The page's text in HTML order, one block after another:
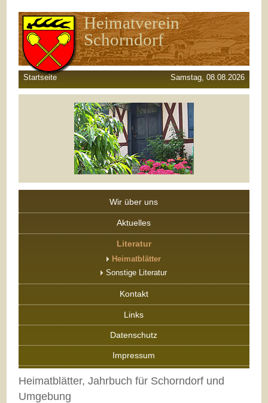
Heimatverein
Schorndorf
Startseite Samstag, 08.08.2026
Wir über uns
Aktuelles
Literatur
Heimatblätter
Sonstige Literatur
Kontakt
Links
Datenschutz
Impressum
Heimatblätter, Jahrbuch für Schorndorf und
Umgebung